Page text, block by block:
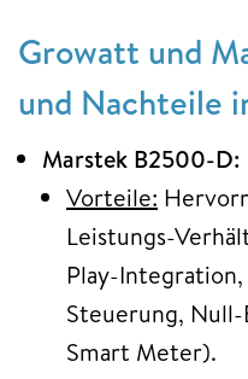
Growatt und
und Nachteile
Marstek B2500-D:
Vorteile:
Leistungs-
Play-
Steuerung,
Smart Meter).